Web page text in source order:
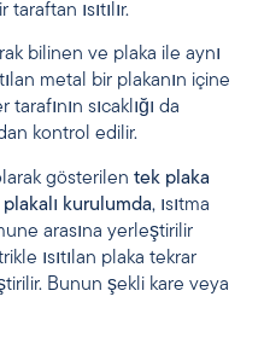
taraftan ısıtılır.
bilinen ve plaka ile aynı
metal bir plakanın içine
sıcaklığı da
kontrol edilir.
gösterilen tek plaka
plakalı kurulumda, ısıtma
arasına yerleştirilir
ısıtılan plaka tekrar
Bunun şekli kare veya